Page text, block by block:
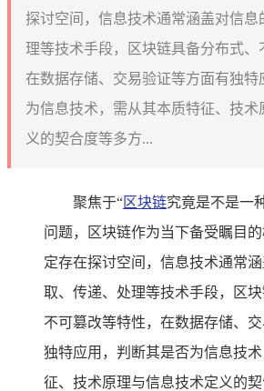
探讨空间，信息技术通常涵盖对信息
理等技术手段，区块链具备分布式、
在数据存储、交易验证等方面有独特
为信息技术，需从其本质特征、技术
义的契合度等多方...
聚焦于“区块链究竟是不是一
问题，区块链作为当下备受瞩目
定存在探讨空间，信息技术通常
取、传递、处理等技术手段，区块
不可篡改等特性，在数据存储、
独特应用，判断其是否为信息技
征、技术原理与信息技术定义的